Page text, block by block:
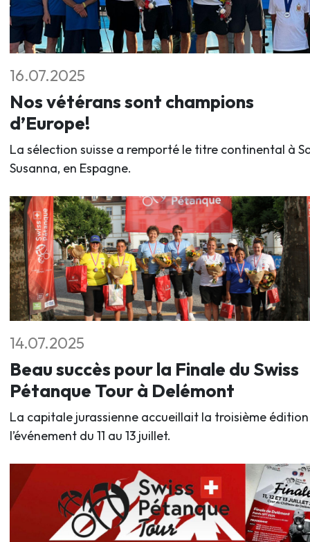
16.07.2025
Nos vétérans sont champions
d’Europe!
La sélection suisse a remporté le titre continental à
Susanna, en Espagne.
14.07.2025
Beau succès pour la Finale du Swiss
Pétanque Tour à Delémont
La capitale jurassienne accueillait la troisième
l’événement du 11 au 13 juillet.